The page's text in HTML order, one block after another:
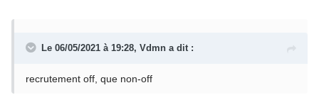
Le 06/05/2021 à 19:28, Vdmn a dit :
recrutement off, que non-off